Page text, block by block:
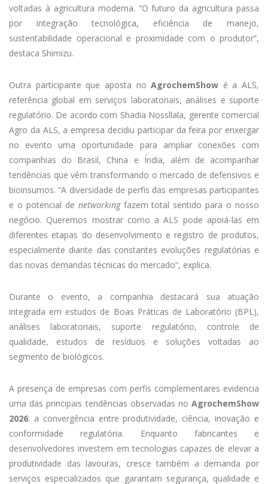
voltadas à agricultura moderna. “O futuro da agricultura passa
por integração tecnológica, eficiência de manejo,
sustentabilidade operacional e proximidade com o produtor”,
destaca Shimizu.
Outra participante que aposta noAgrochemShow é a ALS,
referência global em serviços laboratoriais, análises e suporte
regulatório. De acordo com Shadia Nossllala, gerente comercial
Agro da ALS, a empresa decidiu participar da feira por enxergar
no evento uma oportunidade para ampliar conexões com
companhias do Brasil, China e Índia, além de acompanhar
tendências que vêm transformando o mercado de defensivos e
bioinsumos. “A diversidade de perfis das empresas participantes
e o potencial de networkingfazem total sentido para o nosso
negócio. Queremos mostrar como a ALS pode apoiá-las em
diferentes etapas do desenvolvimento e registro de produtos,
especialmente diante das constantes evoluções regulatórias e
das novas demandas técnicas do mercado”, explica.
Durante o evento, a companhia destacará sua atuação
integrada em estudos de Boas Práticas de Laboratório (BPL),
análises laboratoriais, suporte regulatório, controle de
qualidade, estudos de resíduos e soluções voltadas ao
segmento de biológicos.
A presença de empresas com perfis complementares evidencia
uma das principais tendências observadas no AgrochemShow
2026: a convergência entre produtividade, ciência, inovação e
conformidade regulatória. Enquanto fabricantes e
desenvolvedores investem em tecnologias capazes de elevar a
produtividade das lavouras, cresce também a demanda por
serviços especializados que garantam segurança, qualidade e